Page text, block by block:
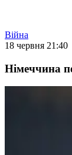
Війна
18 червня 21:40
Німеччина